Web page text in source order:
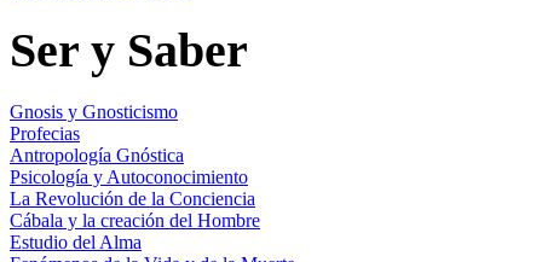
Ser y Saber
Gnosis y Gnosticismo
Profecias
Antropología Gnóstica
Psicología y Autoconocimiento
La Revolución de la Conciencia
Cábala y la creación del Hombre
Estudio del Alma